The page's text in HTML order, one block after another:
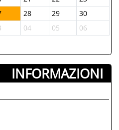
28 29
30
04 05 06
INFORMAZIONI ­